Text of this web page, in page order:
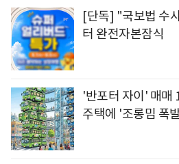
[단독] "국보법 수
터 완전자본잠식
'반포터 자이' 매
주택에 '조롱밈 폭